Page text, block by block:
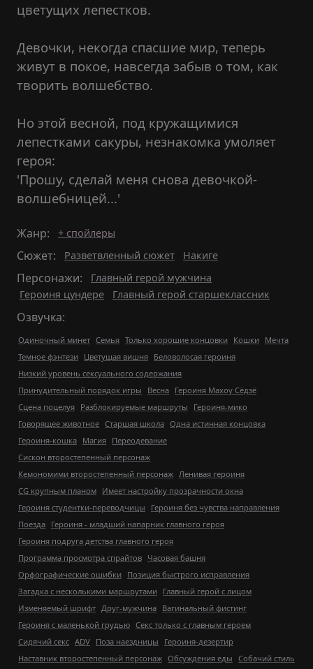
цветущих лепестков.
Девочки, некогда спасшие мир, теперь
живут в покое, навсегда забыв о том, как
творить волшебство.
Но этой весной, под кружащимися
лепестками сакуры, незнакомка умоляет
героя:
'Прошу, сделай меня снова девочкой-
волшебницей...'
Жанр: + спойлеры
Сюжет: Разветвленный сюжет Накиге
Персонажи:
Главный герой мужчина
Героиня цундере
Главный герой старшеклассник
Озвучка:
Одиночный минет Семья Только хорошие концовки Кошки Мечта
Темное фэнтези Цветущая вишня Беловолосая героиня
Низкий уровень сексуального содержания
Принудительный порядок игры
Весна Героиня Махоу Сёдзё
Сцена поцелуя Разблокируемые маршруты
Героиня-мико
Говорящее животное Старшая школа Одна истинная концовка
Героиня-кошка Магия Переодевание
Сискон второстепенный персонаж
Кемономими второстепенный персонаж Ленивая героиня
CG крупным планом Имеет настройку прозрачности окна
Героиня студентки-переводчицы
Героиня без чувства направления
Поезда Героиня - младший напарник главного героя
Героиня подруга детства главного героя
Программа просмотра спрайтов Часовая башня
Орфографические ошибки Позиция быстрого исправления
Загадка с несколькими маршрутами Главный герой с лицом
Изменяемый шрифт Друг-мужчина Вагинальный фистинг
Героиня с маленькой грудью Секс только с главным героем
Сидячий секс ADV Поза наездницы
Героиня-дезертир
Наставник второстепенный персонаж Обсуждения еды Собачий стиль